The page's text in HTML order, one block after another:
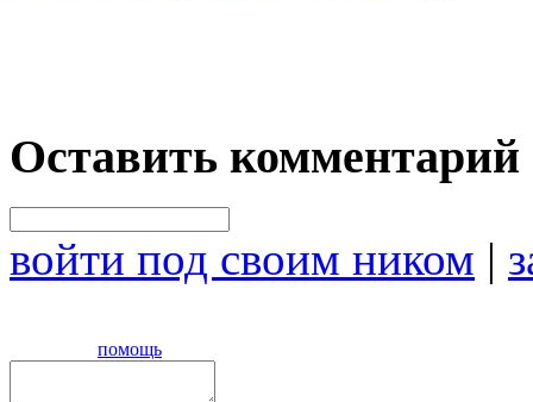
Оставить комментарий
войти под своим ником |
помощь